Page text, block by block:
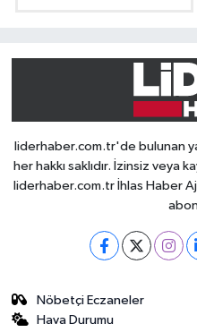
liderhaber.com.tr'de bulunan
her hakkı saklıdır. İzinsiz veya
liderhaber.com.tr İhlas Haber
Nöbetçi Eczaneler
Hava Durumu